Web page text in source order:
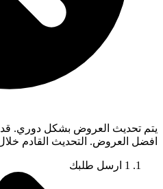
يتم تحديث العروض بشكل دوري.
افضل العروض. التحديث القادم
1 ارسل طلبك